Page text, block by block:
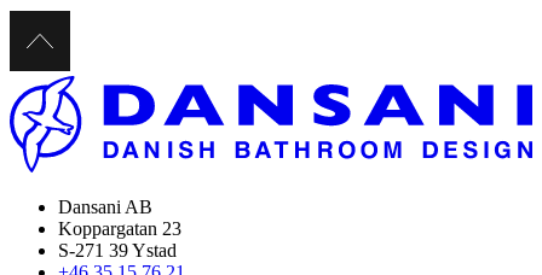
Dansani AB
Koppargatan 23
S-271 39 Ystad